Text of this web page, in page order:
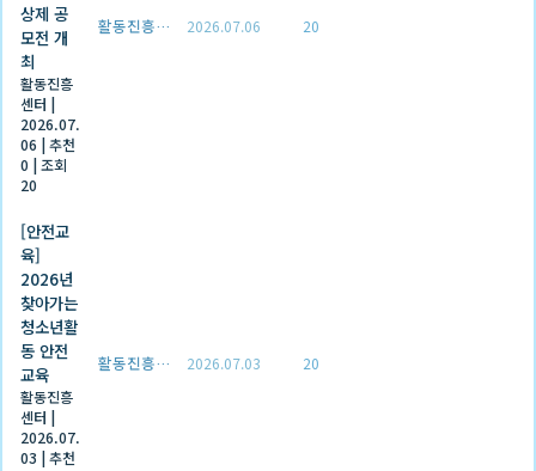
상제 공
모전 개
최
활동진흥
센터 |
2026.07.
06 |추천
0 |조회
20
활동진흥센터 2026.07.06 20
[안전교
육]
2026년
찾아가는
청소년활
동 안전
교육
활동진흥
센터 |
2026.07.
03 |추천
활동진흥센터 2026.07.03 20